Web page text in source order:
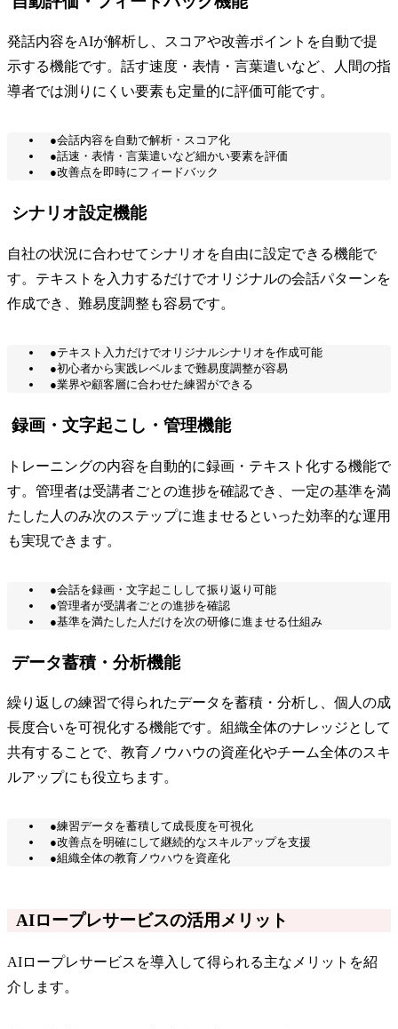
発話内容をAIが解析し、スコアや改善ポイントを自動で提
示する機能です。話す速度・表情・言葉遣いなど、人間の指
導者では測りにくい要素も定量的に評価可能です。
●会話内容を自動で解析・スコア化
●話速・表情・言葉遣いなど細かい要素を評価
●改善点を即時にフィードバック
シナリオ設定機能
自社の状況に合わせてシナリオを自由に設定できる機能で
す。テキストを入力するだけでオリジナルの会話パターンを
作成でき、難易度調整も容易です。
●テキスト入力だけでオリジナルシナリオを作成可能
●初心者から実践レベルまで難易度調整が容易
●業界や顧客層に合わせた練習ができる
録画・文字起こし・管理機能
トレーニングの内容を自動的に録画・テキスト化する機能で
す。管理者は受講者ごとの進捗を確認でき、一定の基準を満
たした人のみ次のステップに進ませるといった効率的な運用
も実現できます。
●会話を録画・文字起こしして振り返り可能
●管理者が受講者ごとの進捗を確認
●基準を満たした人だけを次の研修に進ませる仕組み
データ蓄積・分析機能
繰り返しの練習で得られたデータを蓄積・分析し、個人の成
長度合いを可視化する機能です。組織全体のナレッジとして
共有することで、教育ノウハウの資産化やチーム全体のスキ
ルアップにも役立ちます。
●練習データを蓄積して成長度を可視化
●改善点を明確にして継続的なスキルアップを支援
●組織全体の教育ノウハウを資産化
AIロープレサービスの活用メリット
AIロープレサービスを導入して得られる主なメリットを紹
介します。